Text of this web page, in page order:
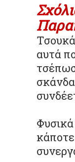
αυτά
κάποτε